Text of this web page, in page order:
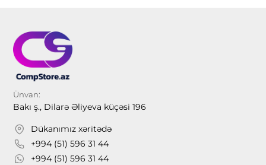
Ünvan:
Bakı ş., Dilarə Əliyeva küçəsi 196
Dükanımız xəritədə
+994 (51) 596 31 44
+994 (51) 596 31 44